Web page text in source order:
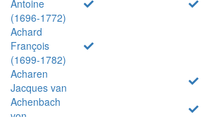
Antoine
(1696-1772)
Achard
François
(1699-1782)
Acharen
Jacques van
Achenbach